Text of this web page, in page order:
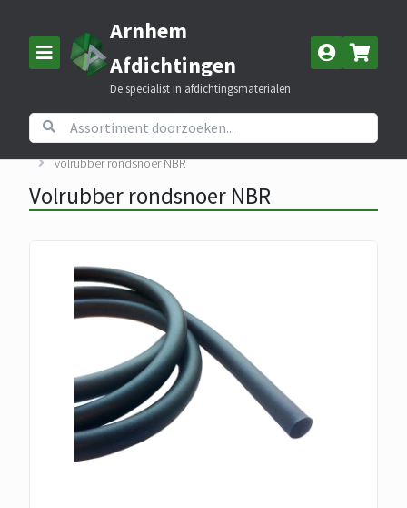
Arnhem
Afdichtingen
De specialist in afdichtingsmaterialen
Home Assortiment
Volrubber
volrubber rondsnoer NBR
Volrubber rondsnoer NBR